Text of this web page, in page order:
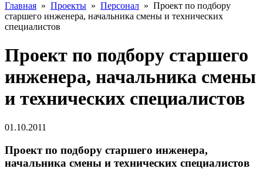
Главная » Проекты » Персонал » Проект по подбору
старшего инженера, начальника смены и технических
специалистов
Проект по подбору старшего
инженера, начальника смены
и технических специалистов
01.10.2011
Проект по подбору старшего инженера,
начальника смены и технических специалистов